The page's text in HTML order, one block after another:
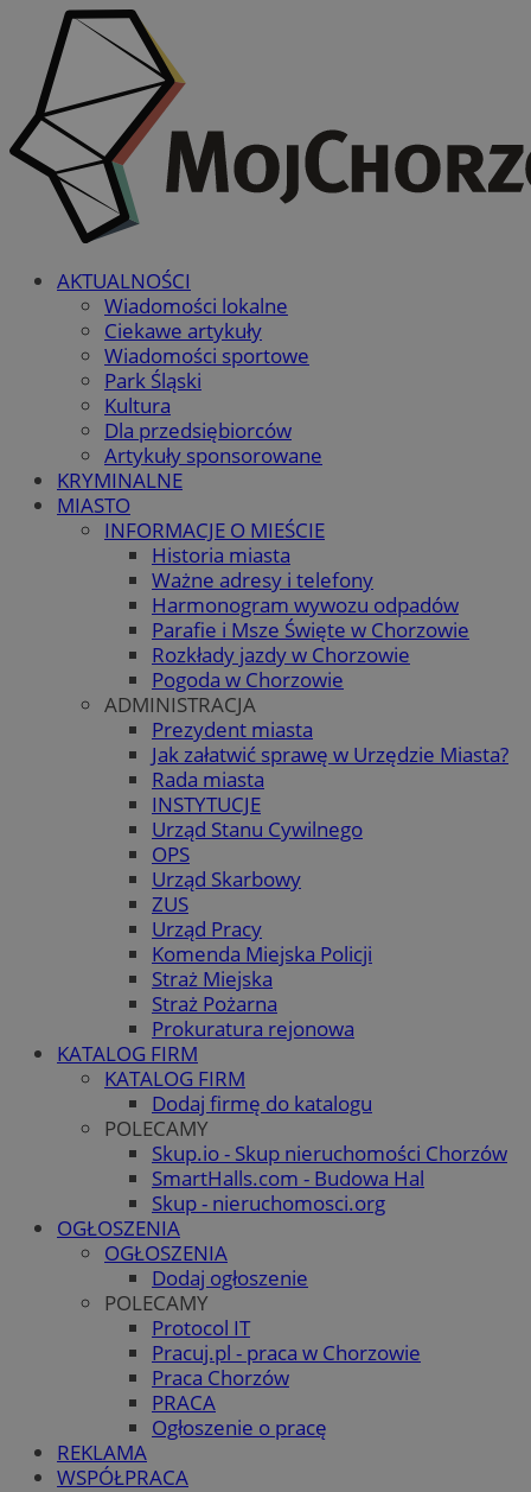
AKTUALNOŚCI
Wiadomości lokalne
Ciekawe artykuły
Wiadomości sportowe
Park Śląski
Kultura
Dla przedsiębiorców
Artykuły sponsorowane
KRYMINALNE
MIASTO
INFORMACJE O MIEŚCIE
Historia miasta
Ważne adresy i telefony
Harmonogram wywozu odpadów
Parafie i Msze Święte w Chorzowie
Rozkłady jazdy w Chorzowie
Pogoda w Chorzowie
ADMINISTRACJA
Prezydent miasta
Jak załatwić sprawę w Urzędzie Miasta?
Rada miasta
INSTYTUCJE
Urząd Stanu Cywilnego
OPS
Urząd Skarbowy
ZUS
Urząd Pracy
Komenda Miejska Policji
Straż Miejska
Straż Pożarna
Prokuratura rejonowa
KATALOG FIRM
KATALOG FIRM
Dodaj firmę do katalogu
POLECAMY
Skup.io - Skup nieruchomości Chorzów
SmartHalls.com - Budowa Hal
Skup - nieruchomosci.org
OGŁOSZENIA
OGŁOSZENIA
Dodaj ogłoszenie
POLECAMY
Protocol IT
Pracuj.pl - praca w Chorzowie
Praca Chorzów
PRACA
Ogłoszenie o pracę
REKLAMA
WSPÓŁPRACA